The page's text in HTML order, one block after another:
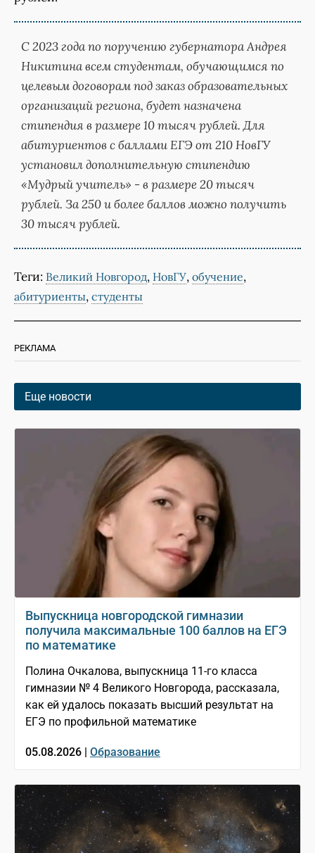
С 2023 года по поручению губернатора Андрея
Никитина всем студентам, обучающимся по
целевым договорам под заказ образовательных
организаций региона, будет назначена
стипендия в размере 10 тысяч рублей. Для
абитуриентов с баллами ЕГЭ от 210 НовГУ
установил дополнительную стипендию
«Мудрый учитель» - в размере 20 тысяч
рублей. За 250 и более баллов можно получить
30 тысяч рублей.
Теги: Великий Новгород, НовГУ, обучение,
абитуриенты, студенты
РЕКЛАМА
Еще новости
Выпускница новгородской гимназии
получила максимальные 100 баллов на ЕГЭ
по математике
Полина Очкалова, выпускница 11-го класса
гимназии № 4 Великого Новгорода, рассказала,
как ей удалось показать высший результат на
ЕГЭ по профильной математике
05.08.2026 | Образование